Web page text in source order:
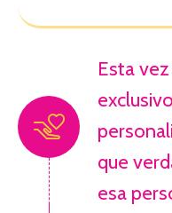
Esta
que
esa